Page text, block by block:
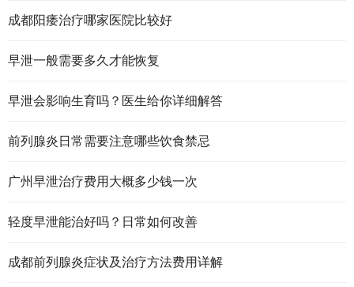
成都阳痿治疗哪家医院比较好
早泄一般需要多久才能恢复
早泄会影响生育吗？医生给你详细解答
前列腺炎日常需要注意哪些饮食禁忌
广州早泄治疗费用大概多少钱一次
轻度早泄能治好吗？日常如何改善
成都前列腺炎症状及治疗方法费用详解